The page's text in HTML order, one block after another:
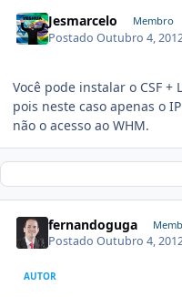
Jesmarcelo Membro
PostadoOutubro 4,
Você pode instalar o CSF
pois neste caso apenas o
não o acesso ao WHM.
fernandoguga
PostadoOutubro 4,
AUTOR